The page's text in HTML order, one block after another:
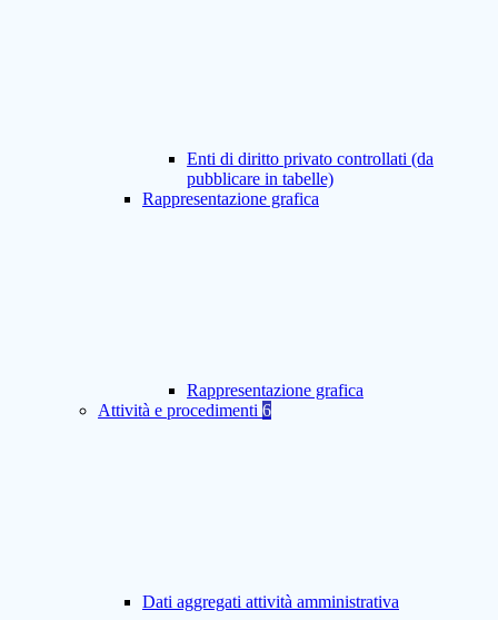
Enti di diritto privato controllati (da
pubblicare in tabelle)
Rappresentazione grafica
Rappresentazione grafica
Attività e procedimenti 6
Dati aggregati attività amministrativa